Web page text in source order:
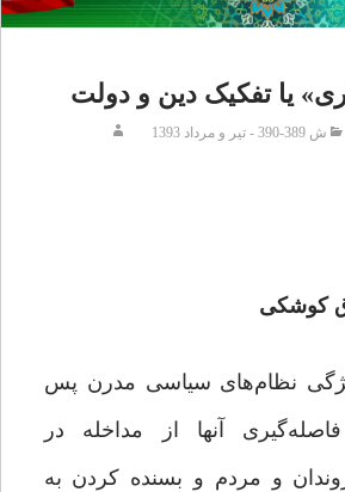
یا تفکیک دین و دولت
ش 389-390 - تیر و مرداد 1393
کوشکی
نظام‌های سیاسی مدرن پس
آنها از مداخله در
و مردم و بسنده کردن به